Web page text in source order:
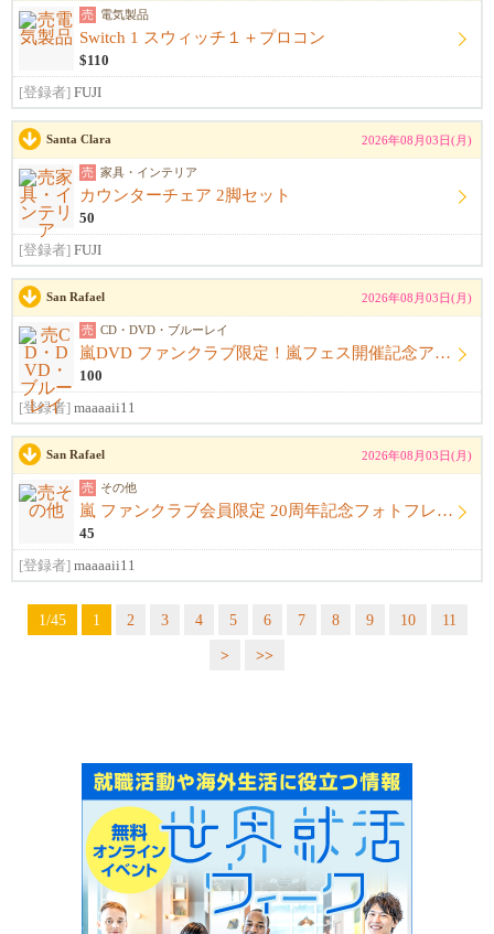
売 電気製品
Switch 1 スウィッチ１＋プロコン
$110
[登録者] FUJI
Santa Clara 2026年08月03日(月)
売 家具・インテリア
カウンターチェア 2脚セット
50
[登録者] FUJI
San Rafael 2026年08月03日(月)
売 CD・DVD・ブルーレイ
嵐DVD ファンクラブ限定！嵐フェス開催記念アルバム ウラ嵐マニア CD４枚組
100
[登録者] maaaaii11
San Rafael 2026年08月03日(月)
売 その他
嵐 ファンクラブ会員限定 20周年記念フォトフレーム
45
[登録者] maaaaii11
1/45 1 2 3 4 5 6 7 8 9 10
11
>
>>